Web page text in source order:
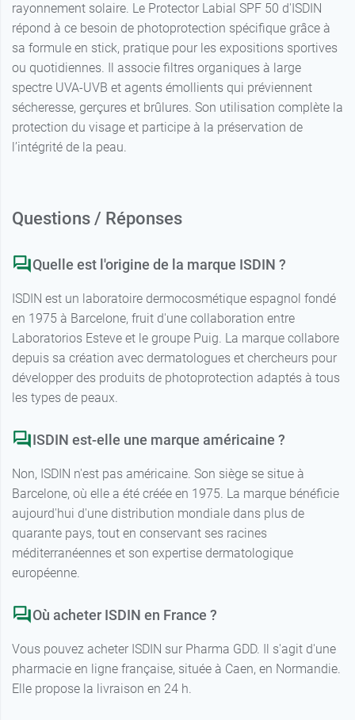
rayonnement solaire. Le Protector Labial SPF 50 d'ISDIN
répond à ce besoin de photoprotection spécifique grâce à
sa formule en stick, pratique pour les expositions sportives
ou quotidiennes. Il associe filtres organiques à large
spectre UVA-UVB et agents émollients qui préviennent
sécheresse, gerçures et brûlures. Son utilisation complète la
protection du visage et participe à la préservation de
l’intégrité de la peau.
Questions / Réponses
Quelle est l'origine de la marque ISDIN ?
ISDIN est un laboratoire dermocosmétique espagnol fondé
en 1975 à Barcelone, fruit d'une collaboration entre
Laboratorios Esteve et le groupe Puig. La marque collabore
depuis sa création avec dermatologues et chercheurs pour
développer des produits de photoprotection adaptés à tous
les types de peaux.
ISDIN est-elle une marque américaine ?
Non, ISDIN n'est pas américaine. Son siège se situe à
Barcelone, où elle a été créée en 1975. La marque bénéficie
aujourd'hui d'une distribution mondiale dans plus de
quarante pays, tout en conservant ses racines
méditerranéennes et son expertise dermatologique
européenne.
Où acheter ISDIN en France ?
Vous pouvez acheter ISDIN sur Pharma GDD. Il s'agit d'une
pharmacie en ligne française, située à Caen, en Normandie.
Elle propose la livraison en 24 h.